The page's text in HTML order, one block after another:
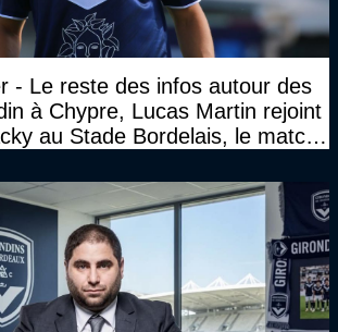
- Le reste des infos autour des
à Chypre, Lucas Martin rejoint
au Stade Bordelais, le match